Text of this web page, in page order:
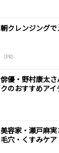
朝クレンジング
（PR）
俳優・野村康太
クのおすすめア
美容家・瀬戸麻
毛穴・くすみケア